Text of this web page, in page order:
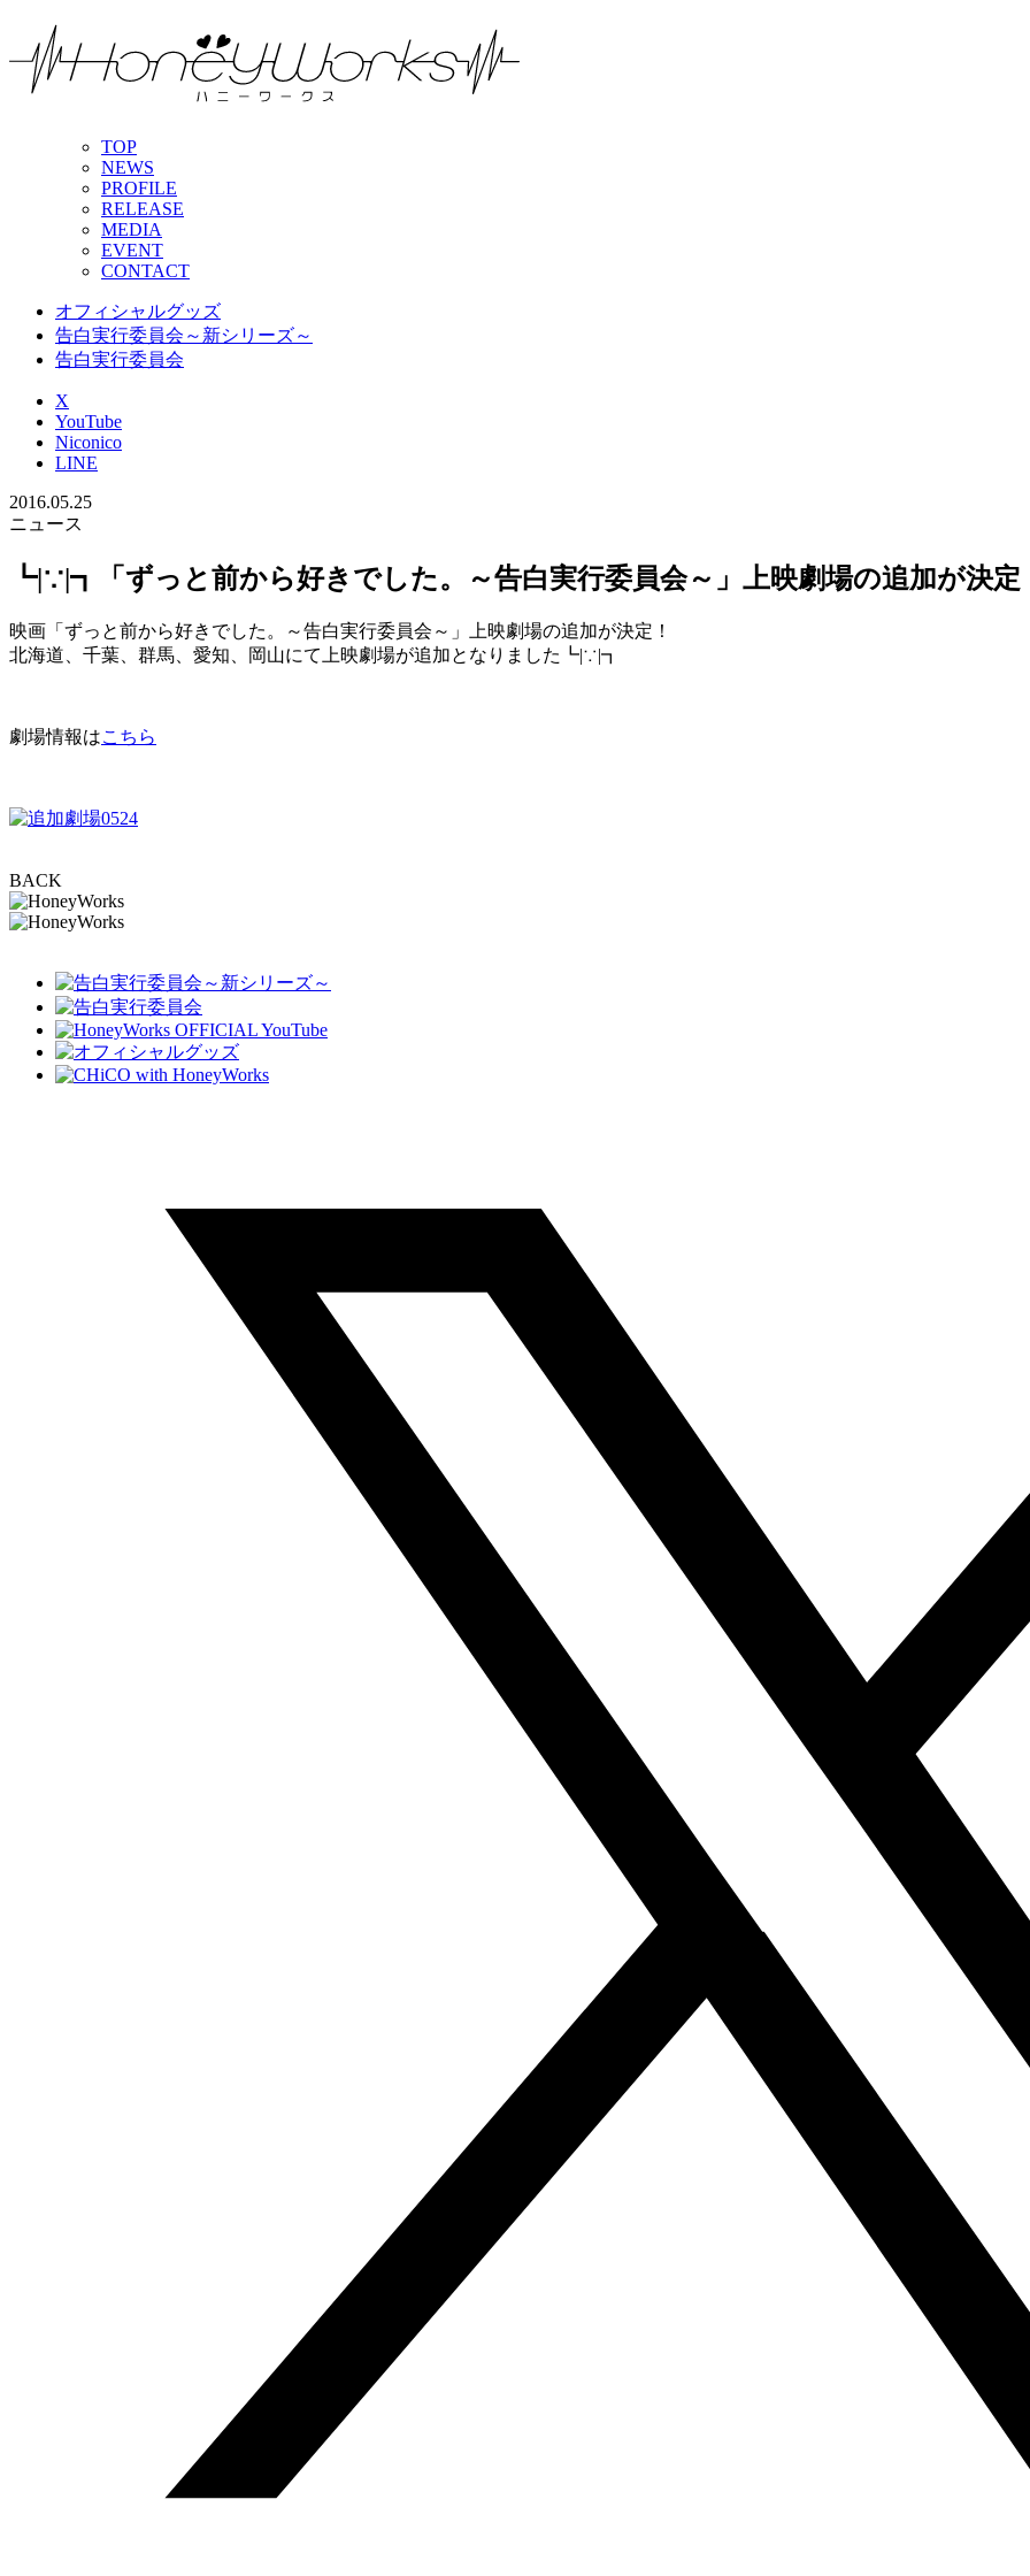
TOP
NEWS
PROFILE
RELEASE
MEDIA
EVENT
CONTACT
オフィシャルグッズ
告白実行委員会～新シリーズ～
告白実行委員会
X
YouTube
Niconico
LINE
2016.05.25
ニュース
┗|∵|┓「ずっと前から好きでした。～告白実行委員会～」上映劇場の追加が決定
映画「ずっと前から好きでした。～告白実行委員会～」上映劇場の追加が決定！
北海道、千葉、群馬、愛知、岡山にて上映劇場が追加となりました┗|∵|┓
劇場情報はこちら
BACK